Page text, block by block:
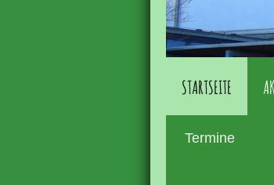
STARTSEITE
Termine